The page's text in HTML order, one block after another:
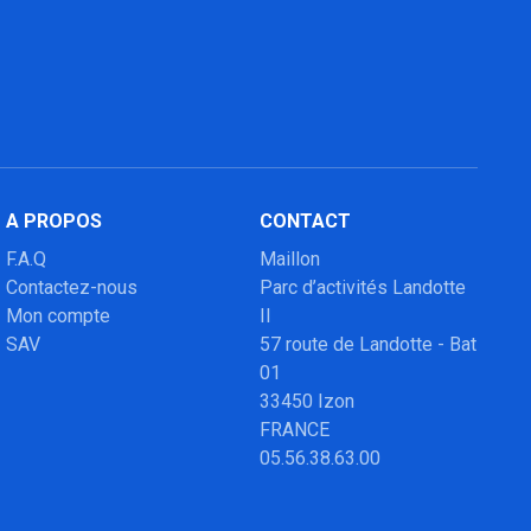
A PROPOS
F.A.Q
Contactez-nous
Mon compte
SAV
CONTACT
Maillon
Parc d’activités Landotte
57 route de Landotte - Bat
01
33450 Izon
FRANCE
05.56.38.63.00